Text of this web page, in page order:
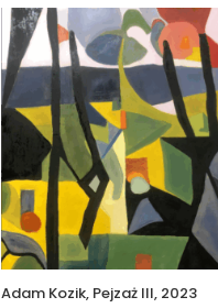
Adam Kozik, Pejzaż III, 2023